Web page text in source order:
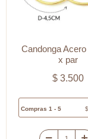
Candonga
x par
$ 3.500
Compras 1 - 5 $